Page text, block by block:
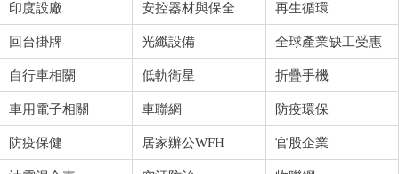
印度設廠 安控器材與保全 再生循環
回台掛牌 光纖設備 全球產業缺工受惠
自行車相關 低軌衛星 折疊手機
車用電子相關 車聯網 防疫環保
防疫保健 居家辦公WFH 官股企業